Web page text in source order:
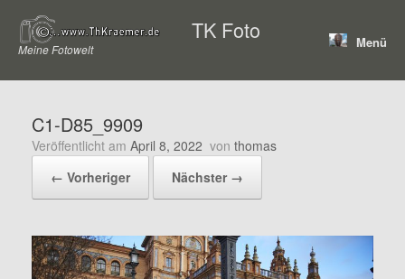
Inhalt
springen
TK Foto
Meine Fotowelt Menü
C1-D85_9909
Veröffentlicht am April 8, 2022 von thomas
← Vorheriger
Nächster →